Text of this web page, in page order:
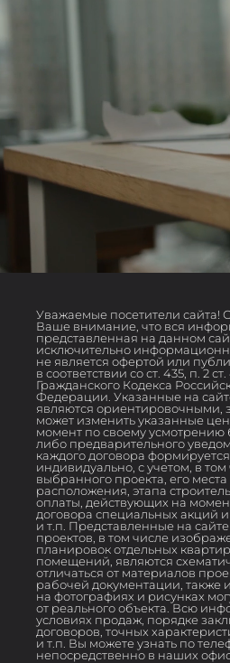
Уважаемые посетители сайта!
Ваше внимание, что вся
представленная на данном
исключительно
не является офертой или
в соответствии со ст. 435, п. 2 ст.
Гражданского Кодекса
Федерации. Указанные на
являются ориентировочными,
может изменить указанные
момент по своему усмотрению
либо предварительного
каждого договора формируется
индивидуально, с учетом, в том
выбранного проекта, его места
расположения, этапа
оплаты, действующих на
договора специальных акций
и т.п. Представленные на
проектов, в том числе
планировок отдельных
помещений, являются
отличаться от материалов
рабочей документации, также
на фотографиях и рисунках
от реального объекта. Всю
условиях продаж, порядке
договоров, точных
и т.п. Вы можете узнать по
непосредственно в наших